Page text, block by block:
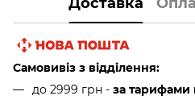
Самовивіз з відділення:
до 2999 грн - за тарифами